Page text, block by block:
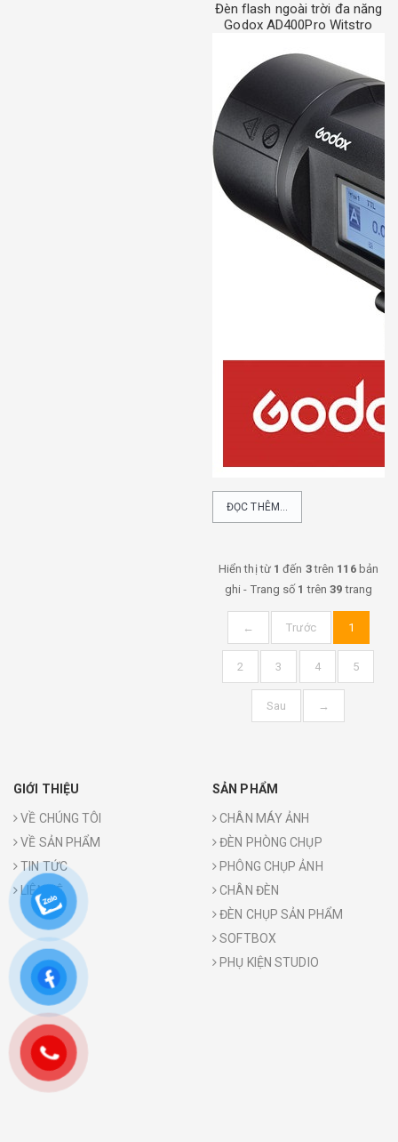
Đèn flash ngoài trời đa năng
Godox AD400Pro Witstro
ĐỌC THÊM...
Hiển thị từ 1đến 3trên 116 bản
ghi - Trang số 1trên39trang
← Trước 1
2 3 4 5
Sau →
GIỚI THIỆU
VỀ CHÚNG TÔI
VỀ SẢN PHẨM
TIN TỨC
LIÊN HỆ
SẢN PHẨM
CHÂN MÁY ẢNH
ĐÈN PHÒNG CHỤP
PHÔNG CHỤP ẢNH
CHÂN ĐÈN
ĐÈN CHỤP SẢN PHẨM
SOFTBOX
PHỤ KIỆN STUDIO